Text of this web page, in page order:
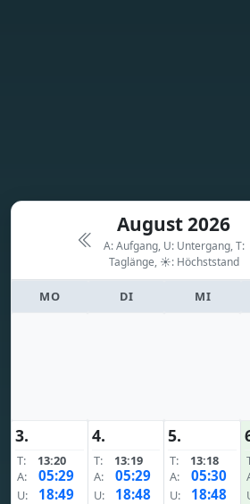
August 2026
A: Aufgang, U: Untergang, T:
Taglänge, ☀: Höchststand
MO DI MI
3.
T:
13:20
A:
05:29
U: 18:49
4.
T:
13:19
A:
05:29
U: 18:48
5.
T:
13:18
A:
05:30
U: 18:48